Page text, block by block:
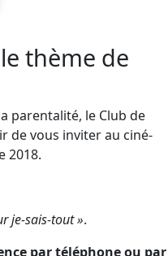
thème de
parentalité, le Club de
de vous inviter au ciné-
2018.
je-sais-tout ».
par téléphone ou par